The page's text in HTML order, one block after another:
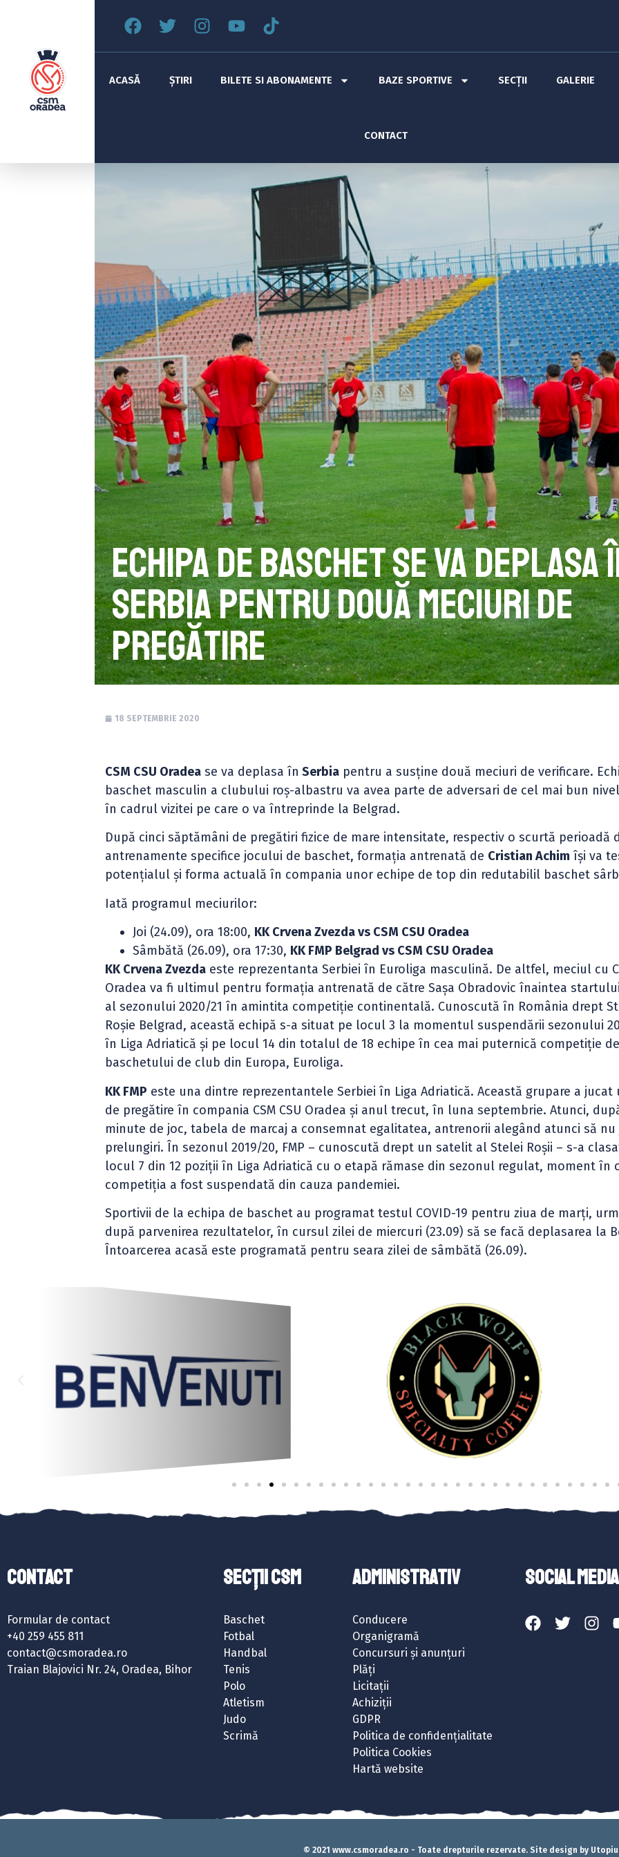
ACASĂ ȘTIRI BILETE SI ABONAMENTE BAZE SPORTIVE SECȚII GALERIE
CONTACT
Echipa de baschet se va deplasa
Serbia pentru două meciuri de
pregătire
18 SEPTEMBRIE 2020
CSM CSU Oradea se va deplasa în Serbia pentru a susține două meciuri de verificare.
baschet masculin a clubului roș-albastru va avea parte de adversari de cel mai bun
în cadrul vizitei pe care o va întreprinde la Belgrad.
După cinci săptămâni de pregătiri fizice de mare intensitate, respectiv o scurtă perioadă
antrenamente specifice jocului de baschet, formația antrenată de Cristian Achim își va
potențialul și forma actuală în compania unor echipe de top din redutabilil baschet
Iată programul meciurilor:
Joi (24.09), ora 18:00, KK Crvena Zvezda vs CSM CSU Oradea
Sâmbătă (26.09), ora 17:30, KK FMP Belgrad vs CSM CSU Oradea
KK Crvena Zvezda este reprezentanta Serbiei în Euroliga masculină. De altfel, meciul cu
Oradea va fi ultimul pentru formația antrenată de către Sașa Obradovic înaintea
al sezonului 2020/21 în amintita competiție continentală. Cunoscută în România drept
Roșie Belgrad, această echipă s-a situat pe locul 3 la momentul suspendării sezonului
în Liga Adriatică și pe locul 14 din totalul de 18 echipe în cea mai puternică competiție
baschetului de club din Europa, Euroliga.
KK FMP este una dintre reprezentantele Serbiei în Liga Adriatică. Această grupare a jucat
de pregătire în compania CSM CSU Oradea și anul trecut, în luna septembrie. Atunci,
minute de joc, tabela de marcaj a consemnat egalitatea, antrenorii alegând atunci să nu
prelungiri. În sezonul 2019/20, FMP – cunoscută drept un satelit al Stelei Roșii – s-a
locul 7 din 12 poziții în Liga Adriatică cu o etapă rămase din sezonul regulat, moment în
competiția a fost suspendată din cauza pandemiei.
Sportivii de la echipa de baschet au programat testul COVID-19 pentru ziua de marți,
după parvenirea rezultatelor, în cursul zilei de miercuri (23.09) să se facă deplasarea la
Întoarcerea acasă este programată pentru seara zilei de sâmbătă (26.09).
Contact
Formular de contact
+40 259 455 811
contact@csmoradea.ro
Traian Blajovici Nr. 24, Oradea, Bihor
SECȚII CSM
Baschet
Fotbal
Handbal
Tenis
Polo
Atletism
Judo
Scrimă
ADMINISTRATIV
Conducere
Organigramă
Concursuri și anunțuri
Plăți
Licitații
Achiziții
GDPR
Politica de confidențialitate
Politica Cookies
Hartă website
SOCIAL MEDIA
© 2021 www.csmoradea.ro - Toate drepturile rezervate. Site design by